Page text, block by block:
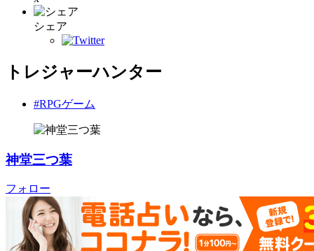
シェア
トレジャーハンター
#RPGゲーム
神堂三つ葉
フォロー